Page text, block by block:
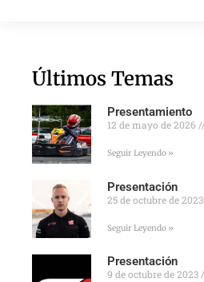
Últimos Temas
Presentamiento
12 de mayo de 2026
Seguir Leyendo »
Presentación
25 de octubre de 2023
Seguir Leyendo »
Presentación
9 de octubre de 2023